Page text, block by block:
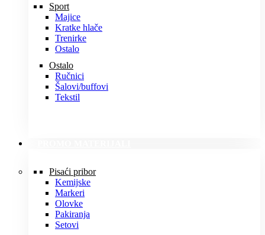
Sport
Majice
Kratke hlače
Trenirke
Ostalo
Ostalo
Ručnici
Šalovi/buffovi
Tekstil
Pisaći pribor
Kemijske
Markeri
Olovke
Pakiranja
Setovi